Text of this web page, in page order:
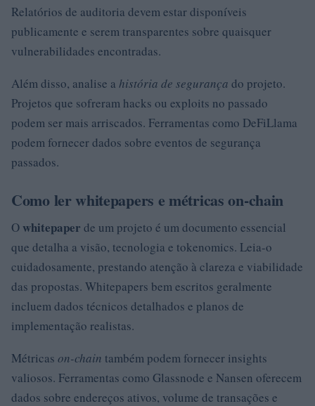
Relatórios de auditoria devem estar disponíveis
publicamente e serem transparentes sobre quaisquer
vulnerabilidades encontradas.
Além disso, analise a história de segurança do projeto.
Projetos que sofreram hacks ou exploits no passado
podem ser mais arriscados. Ferramentas como DeFiLlama
podem fornecer dados sobre eventos de segurança
passados.
Como ler whitepapers e métricas on-chain
O whitepaper de um projeto é um documento essencial
que detalha a visão, tecnologia e tokenomics. Leia-o
cuidadosamente, prestando atenção à clareza e viabilidade
das propostas. Whitepapers bem escritos geralmente
incluem dados técnicos detalhados e planos de
implementação realistas.
Métricas on-chain também podem fornecer insights
valiosos. Ferramentas como Glassnode e Nansen oferecem
dados sobre endereços ativos, volume de transações e